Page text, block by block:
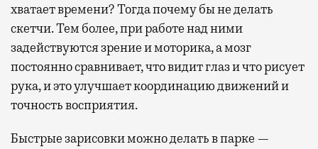
хватает времени? Тогда почему бы не делать
скетчи. Тем более, при работе над ними
задействуются зрение и моторика, а мозг
постоянно сравнивает, что видит глаз и что рисует
рука, и это улучшает координацию движений и
точность восприятия.
Быстрые зарисовки можно делать в парке —